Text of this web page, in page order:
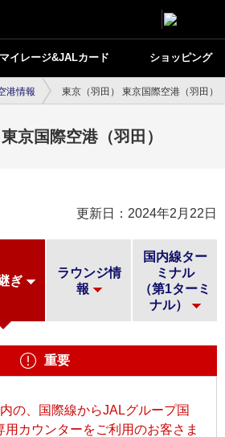
マイレージ&JALカード ショッピング
港情報 東京（羽田） 東京国際空港（羽田）
京国際空港（羽田）
更新日：2024年2月22日
ぎ
ラウンジ情
報
国内線ター
ミナル
（第1ターミ
ナル）
重要
の、国際線からJALグループ国
用カウンターをご利用のお客さま